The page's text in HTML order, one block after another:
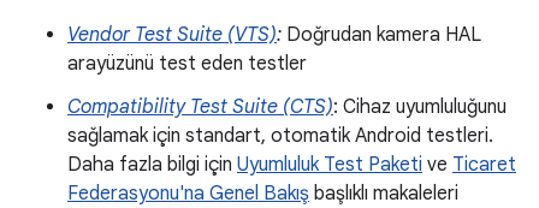
Vendor Test Suite (VTS): Doğrudan kamera HAL
arayüzünü test eden testler
Compatibility Test Suite (CTS): Cihaz uyumluluğunu
sağlamak için standart, otomatik Android testleri.
Daha fazla bilgi için Uyumluluk Test Paketi ve Ticaret
Federasyonu'na Genel Bakış başlıklı makaleleri